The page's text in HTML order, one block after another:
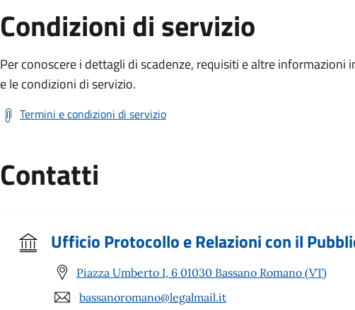
Condizioni di servizio
Per conoscere i dettagli di scadenze, requisiti e altre informazioni
e le condizioni di servizio.
Termini e condizioni di servizio
Contatti
Ufficio Protocollo e Relazioni con il
Piazza Umberto I, 6 01030 Bassano Romano (VT)
bassanoromano@legalmail.it